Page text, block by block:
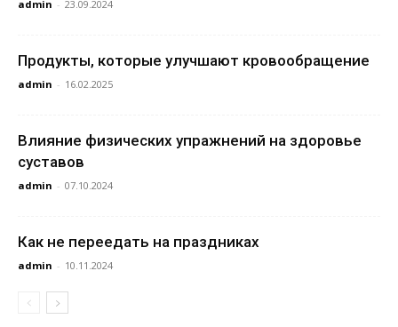
admin - 23.09.2024
Продукты, которые улучшают кровообращение
admin - 16.02.2025
Влияние физических упражнений на здоровье
суставов
admin - 07.10.2024
Как не переедать на праздниках
admin - 10.11.2024